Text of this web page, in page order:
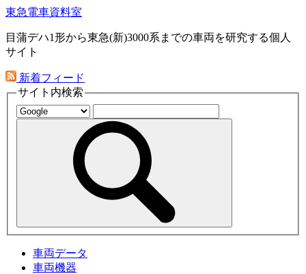
東急電車資料室
目蒲デハ1形から東急(新)3000系までの車両を研究する個人
サイト
新着フィード
サイト内検索
車両データ
車両機器